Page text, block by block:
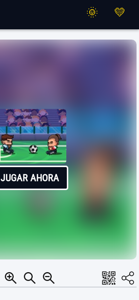
JUGAR AHORA